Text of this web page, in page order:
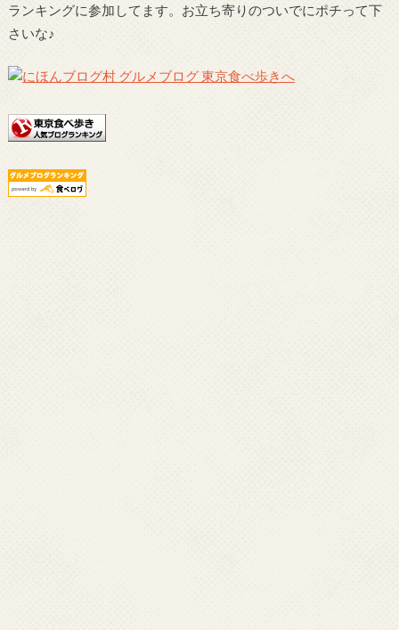
ランキングに参加してます。お立ち寄りのついでにポチって下
さいな♪